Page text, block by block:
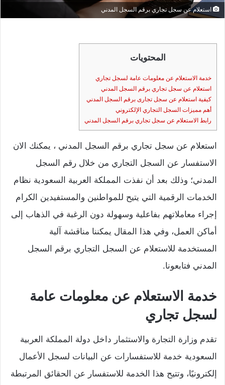
استعلام عن سجل تجاري برقم السجل المدني
المحتويات
خدمة الاستعلام عن معلومات عامة لسجل تجاري
استعلام عن سجل تجاري برقم السجل المدني
كيفية استعلام عن سجل تجارى برقم السجل المدني
أهم مميزات السجل التجاري الإلكتروني
رابط الاستعلام عن سجل تجاري برقم السجل المدني
استعلام عن سجل تجاري برقم السجل المدني ، يمكنك الان
الاستفسار عن السجل التجاري من خلال رقم السجل
المدني؛ وذلك بعد أن نفذت المملكة العربية السعودية نظام
الخدمات الرقمية التي يتيح للمواطنين والمستفيدين الكرام
إجراء معاملاتهم بفاعلية وسهولة دون الرغبة في الذهاب إلى
أماكن العمل، وفي هذا المقال يمكننا مناقشة آلية
المستخدمة للاستعلام عن السجل التجاري برقم السجل
المدني فتابعونا.
خدمة الاستعلام عن معلومات عامة
لسجل تجاري
تقدم وزارة التجارة والاستثمار داخل دولة المملكة العربية
السعودية خدمة للاستفسارات عن البيانات لسجل الأعمال
إلكترونيًا، وتتيح هذا الخدمة للاستفسار عن الحقائق المرتبطة